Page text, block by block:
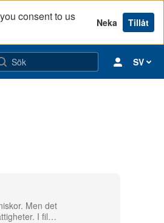
you consent to us
Neka Tillåt
SV
Men det
I fil…